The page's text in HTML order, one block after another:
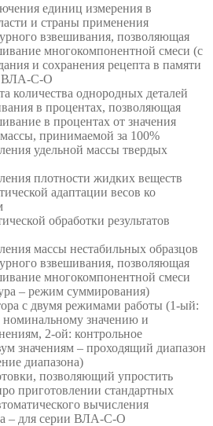
единиц измерения в
и страны применения
взвешивания, позволяющая
многокомпонентной смеси (с
и сохранения рецепта в памяти
ВЛА-С-О
количества однородных деталей
в процентах, позволяющая
в процентах от значения
принимаемой за 100%
удельной массы твердых
плотности жидких веществ
адаптации весов ко
обработки результатов
массы нестабильных образцов
взвешивания, позволяющая
многокомпонентной смеси
– режим суммирования)
с двумя режимами работы (1-ый:
номинальному значению и
2-ой: контрольное
значениям – проходящий диапазон
диапазона)
позволяющий упростить
приготовлении стандартных
вычисления
– для серии ВЛА-С-О